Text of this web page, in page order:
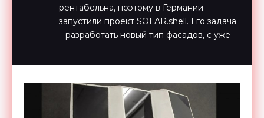
рентабельна, поэтому в Германии
запустили проект SOLAR.shell. Его задача
– разработать новый тип фасадов, с уже